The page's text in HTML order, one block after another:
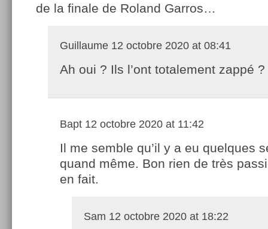
de la finale de Roland Garros…
Guillaume 12 octobre 2020 at 08:41
Ah oui ? Ils l’ont totalement zappé ?
Bapt 12 octobre 2020 at 11:42
Il me semble qu’il y a eu quelques
quand même. Bon rien de très
en fait.
Sam 12 octobre 2020 at 18:22